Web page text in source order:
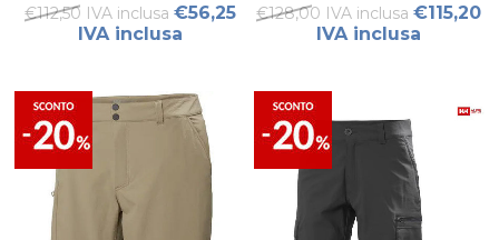
€112,50 IVA inclusa €56,25
IVA inclusa
€128,00 IVA inclusa €115,20
IVA inclusa